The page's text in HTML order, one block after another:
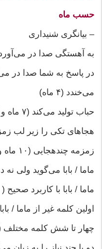
حسب ماه
– بیانگری شنیداری
به آهستگی صدا در می‌آورد (۳
در پاسخ به شما صدا در
می‌خندد (۴ ماه)
حباب تولید می‌کند (۷ ماه و ۳ روز)
هجاهای تکی را زیر لب زمزمه
زمزمه چندهجایی (۱۰ ماه و ۸ روز)
ماما / بابا می‌گوید ولی نه در
ماما / بابا با کاربرد صحیح ( ۱۴
اولین کلمه غیر از ماما / بابا ( ۱۷
چهار تا شش کلمه مختلف (۲۳